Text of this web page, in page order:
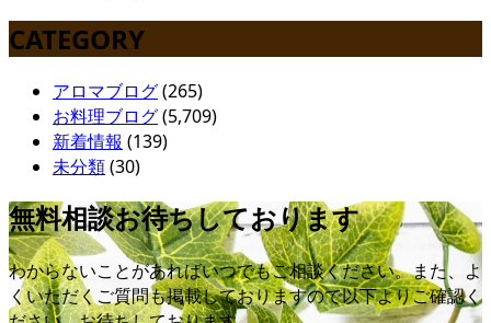
CATEGORY
アロマブログ(265)
お料理ブログ(5,709)
新着情報 (139)
未分類(30)
無料相談お待ちしております
わからないことがあればいつでもご相談ください。また、よ
くいただくご質問も掲載しておりますので以下よりご確認く